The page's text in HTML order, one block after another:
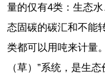
量的仅有4类：生态
态固碳的碳汇和不
类都可以用吨来计量
（草）”系统，是生